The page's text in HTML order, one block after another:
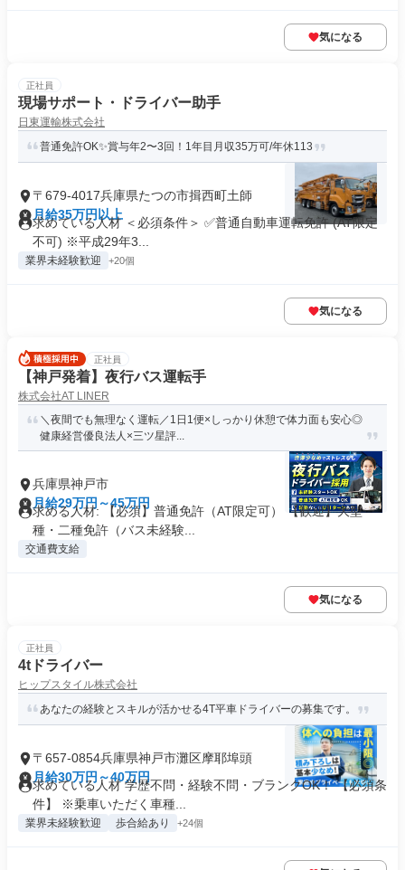
気になる
正社員
現場サポート・ドライバー助手
日東運輸株式会社
普通免許OK✨賞与年2〜3回！1年目月収35万可/年休113
〒679-4017兵庫県たつの市揖西町土師
月給35万円以上
求めている人材 ＜必須条件＞ ✅普通自動車運転免許 (AT限定
不可) ※平成29年3...
業界未経験歓迎 +20個
気になる
正社員
【神戸発着】夜行バス運転手
株式会社AT LINER
＼夜間でも無理なく運転／1日1便×しっかり休憩で体力面も安心◎
健康経営優良法人×三ツ星評...
兵庫県神戸市
月給29万円～45万円
求める人材: 【必須】普通免許（AT限定可） 【歓迎】大型一
種・二種免許（バス未経験...
交通費支給
気になる
正社員
4tドライバー
ヒップスタイル株式会社
あなたの経験とスキルが活かせる4T平車ドライバーの募集です。
〒657-0854兵庫県神戸市灘区摩耶埠頭
月給30万円～40万円
求めている人材 学歴不問・経験不問・ブランクOK！ 【必須条
件】 ※乗車いただく車種...
業界未経験歓迎 歩合給あり +24個